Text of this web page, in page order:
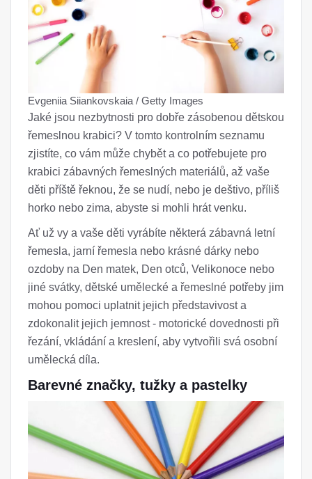
Evgeniia Siiankovskaia / Getty Images
Jaké jsou nezbytnosti pro dobře zásobenou dětskou
řemeslnou krabici? V tomto kontrolním seznamu
zjistíte, co vám může chybět a co potřebujete pro
krabici zábavných řemeslných materiálů, až vaše
děti příště řeknou, že se nudí, nebo je deštivo, příliš
horko nebo zima, abyste si mohli hrát venku.
Ať už vy a vaše děti vyrábíte některá zábavná letní
řemesla, jarní řemesla nebo krásné dárky nebo
ozdoby na Den matek, Den otců, Velikonoce nebo
jiné svátky, dětské umělecké a řemeslné potřeby jim
mohou pomoci uplatnit jejich představivost a
zdokonalit jejich jemnost - motorické dovednosti při
řezání, vkládání a kreslení, aby vytvořili svá osobní
umělecká díla.
Barevné značky, tužky a pastelky